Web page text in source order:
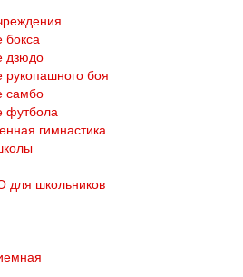
бокса
дзюдо
боя
самбо
футбола
гимнастика
для школьников